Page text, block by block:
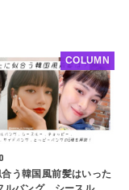
う韓国風前髪はいった
COLUMN